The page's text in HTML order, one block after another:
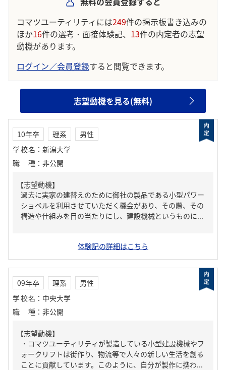
コマツユーティリティには249件の掲示板書き込みの
ほか16件の選考・面接体験記、 13件の内定者の志望
動機があります。
ログイン／会員登録すると閲覧できます。
志望動機を見る(無料)
10年卒 理系
男性
学校名 ： 新潟大学
職種 ： 非公開
【志望動機】
過去に実家の建替えのために御社の製品である小型パワー
ショベルを利用させていただく機会があり、その際、その
構造や仕組みを目の当たりにし、建設機械というものに...
体験記の詳細はこちら
09年卒 理系
男性
学校名 ： 中央大学
職種 ： 非公開
【志望動機】
・コマツユーティリティが製造している小型建設機械やフ
ォークリフトは街作り、物流等で人々の新しい生活を創る
ことに貢献しています。このように、自分が製作に携わ...